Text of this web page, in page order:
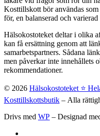
Kosttillskott bör användas
för, en balanserad och varierad
Hälsokostoteket deltar i olika
kan få ersättning genom att
samarbetspartners. Sådana
men påverkar inte innehållets
rekommendationer.
© 2026 Hälsokostoteket ⭐️
Kosttillskottsbutik – Alla
Drivs med WP – Designad